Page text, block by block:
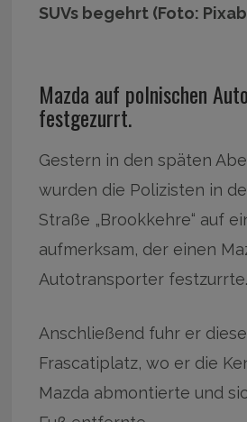
SUVs begehrt (Foto:
Mazda auf polnischen
festgezurrt.
Gestern in den späten
wurden die Polizisten in
Straße „Brookkehre“ auf
aufmerksam, der einen
Autotransporter festzurrte.
Anschließend fuhr er
Frascatiplatz, wo er die
Mazda abmontierte und